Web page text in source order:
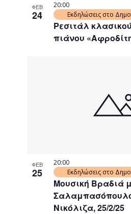
ΦΕΒ
24
Ρεσιτάλ
πιάνου
20:00
Εκδηλώσεις στο
ΦΕΒ
25
Μουσική Βραδιά
Νικόλιζα, 25/2/25
20:00
Εκδηλώσεις στο